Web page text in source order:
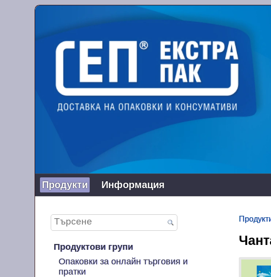
Продукти Информация
Продуктови групи
Опаковки за онлайн търговия и
пратки